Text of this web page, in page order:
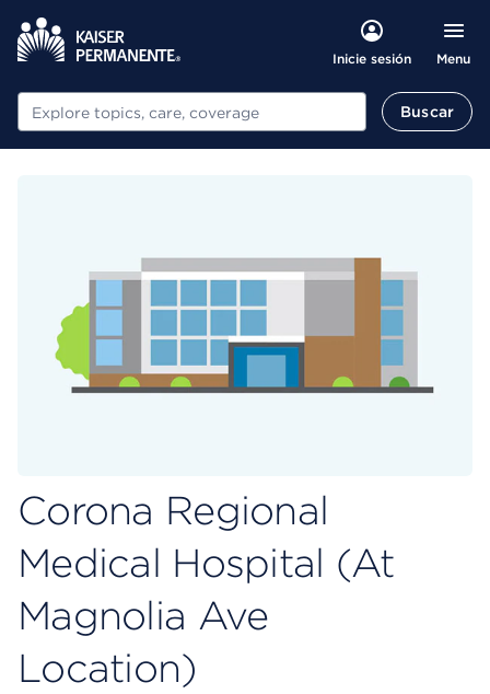
Inicie sesión Menu
Buscar Buscar
Corona Regional
Medical Hospital (At
Magnolia Ave
Location)